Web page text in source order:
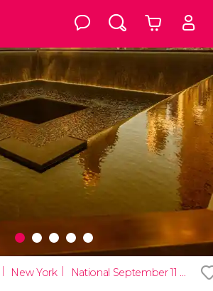
New York National September 11 Memorial & Museum